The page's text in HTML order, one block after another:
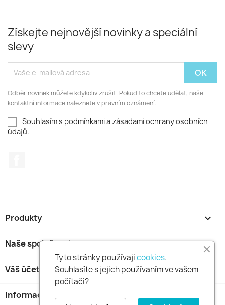
Získejte nejnovější novinky a speciální
slevy
Odběr novinek můžete kdykoliv zrušit. Pokud to chcete udělat, naše
kontaktní informace naleznete v právním oznámení.
Souhlasím s podmínkami a zásadami ochrany osobních
údajů.
Produkty 
Naše společnost 
Váš účet
Informace o obchodu
Tyto stránky používajicookies.
Souhlasíte s jejich používaním ve vašem
počítači?